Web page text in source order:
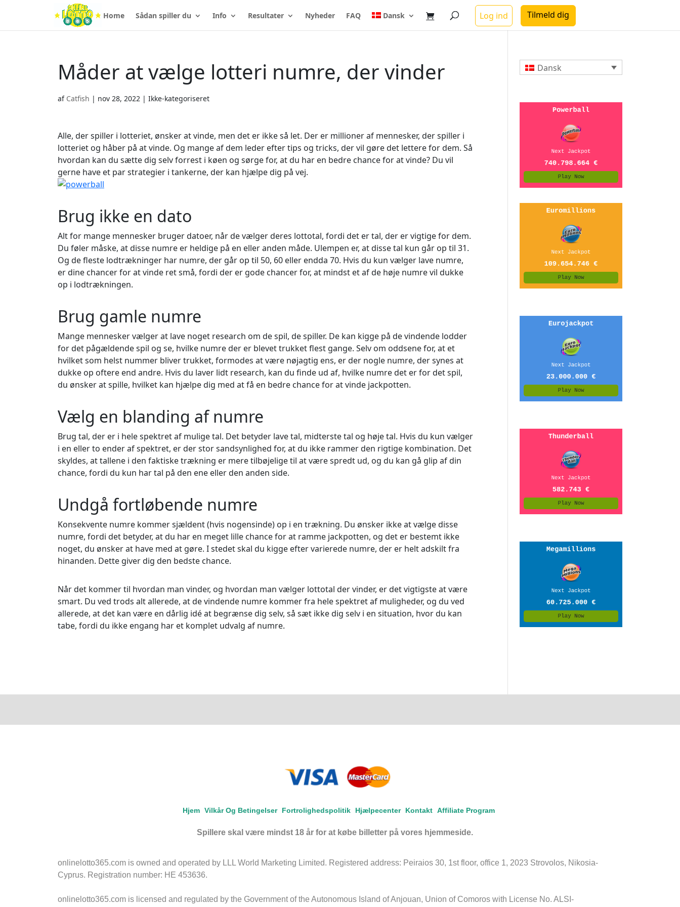
Home Sådan spiller du Info Resultater Nyheder FAQ Dansk Log ind Tilmeld dig
Måder at vælge lotteri numre, der vinder
af Catfish | nov 28, 2022 | Ikke-kategoriseret
Alle, der spiller i lotteriet, ønsker at vinde, men det er ikke så let. Der er millioner af mennesker, der spiller i
lotteriet og håber på at vinde. Og mange af dem leder efter tips og tricks, der vil gøre det lettere for dem. Så
hvordan kan du sætte dig selv forrest i køen og sørge for, at du har en bedre chance for at vinde? Du vil
gerne have et par strategier i tankerne, der kan hjælpe dig på vej.
Brug ikke en dato
Alt for mange mennesker bruger datoer, når de vælger deres lottotal, fordi det er tal, der er vigtige for dem.
Du føler måske, at disse numre er heldige på en eller anden måde. Ulempen er, at disse tal kun går op til 31.
Og de fleste lodtrækninger har numre, der går op til 50, 60 eller endda 70. Hvis du kun vælger lave numre,
er dine chancer for at vinde ret små, fordi der er gode chancer for, at mindst et af de høje numre vil dukke
op i lodtrækningen.
Brug gamle numre
Mange mennesker vælger at lave noget research om de spil, de spiller. De kan kigge på de vindende lodder
for det pågældende spil og se, hvilke numre der er blevet trukket flest gange. Selv om oddsene for, at et
hvilket som helst nummer bliver trukket, formodes at være nøjagtig ens, er der nogle numre, der synes at
dukke op oftere end andre. Hvis du laver lidt research, kan du finde ud af, hvilke numre det er for det spil,
du ønsker at spille, hvilket kan hjælpe dig med at få en bedre chance for at vinde jackpotten.
Vælg en blanding af numre
Brug tal, der er i hele spektret af mulige tal. Det betyder lave tal, midterste tal og høje tal. Hvis du kun vælger
i en eller to ender af spektret, er der stor sandsynlighed for, at du ikke rammer den rigtige kombination. Det
skyldes, at tallene i den faktiske trækning er mere tilbøjelige til at være spredt ud, og du kan gå glip af din
chance, fordi du kun har tal på den ene eller den anden side.
Undgå fortløbende numre
Konsekvente numre kommer sjældent (hvis nogensinde) op i en trækning. Du ønsker ikke at vælge disse
numre, fordi det betyder, at du har en meget lille chance for at ramme jackpotten, og det er bestemt ikke
noget, du ønsker at have med at gøre. I stedet skal du kigge efter varierede numre, der er helt adskilt fra
hinanden. Dette giver dig den bedste chance.
Når det kommer til hvordan man vinder, og hvordan man vælger lottotal der vinder, er det vigtigste at være
smart. Du ved trods alt allerede, at de vindende numre kommer fra hele spektret af muligheder, og du ved
allerede, at det kan være en dårlig idé at begrænse dig selv, så sæt ikke dig selv i en situation, hvor du kan
tabe, fordi du ikke engang har et komplet udvalg af numre.
Dansk
Hjem Vilkår Og Betingelser Fortrolighedspolitik Hjælpecenter Kontakt Affiliate Program
Spillere skal være mindst 18 år for at købe billetter på vores hjemmeside.
onlinelotto365.com is owned and operated by LLL World Marketing Limited. Registered address: Peiraios 30, 1st floor, office 1, 2023 Strovolos, Nikosia-
Cyprus. Registration number: HE 453636.
onlinelotto365.com is licensed and regulated by the Government of the Autonomous Island of Anjouan, Union of Comoros with License No. ALSI-